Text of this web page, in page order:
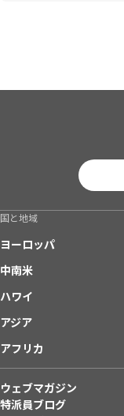
国と地域
ヨーロッパ
中南米
ハワイ
アジア
アフリカ
ウェブマガジン
特派員ブログ